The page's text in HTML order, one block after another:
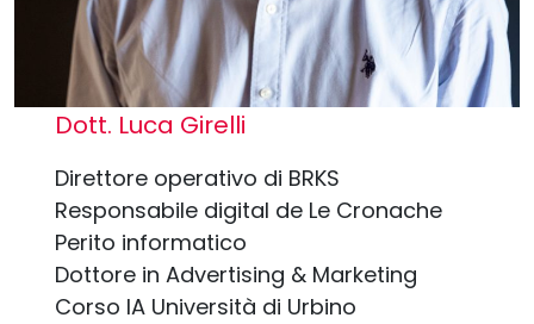
Dott. Luca Girelli
Direttore operativo di BRKS
Responsabile digital de Le Cronache
Perito informatico
Dottore in Advertising & Marketing
Corso IA Università di Urbino